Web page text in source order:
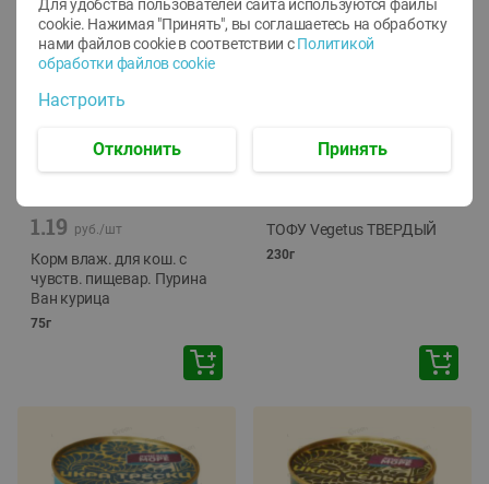
-12%
1.19 руб./шт
Корм влаж. для кош. с
чувств. пищевар. Пурина
Ван курица
75г
-24%
ТОФУ Vegetus ТВЕРДЫЙ
230г
Для удобства пользователей сайта используются файлы
cookie. Нажимая "Принять", вы соглашаетесь на обработку
нами файлов cookie в соответствии с Политикой
обработки файлов cookie
Настроить
Отклонить Принять